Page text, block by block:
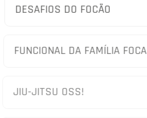
DESAFIOS DO FOCÃO
FUNCIONAL DA FAMÍLIA FOCA
JIU-JITSU OSS!